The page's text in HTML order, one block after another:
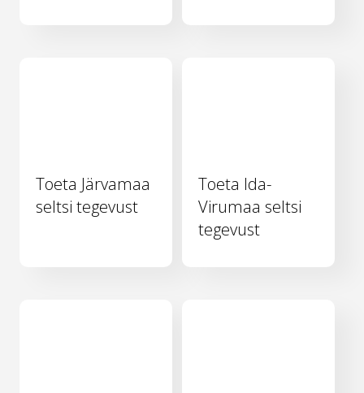
Toeta Järvamaa
seltsi tegevust
Toeta Ida-
Virumaa seltsi
tegevust